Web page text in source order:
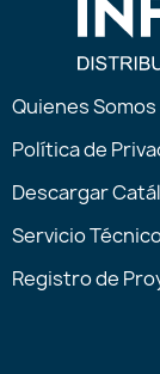
Quienes Somos
Política de
Descargar
Servicio
Registro de